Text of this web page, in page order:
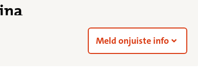
Meld onjuiste info